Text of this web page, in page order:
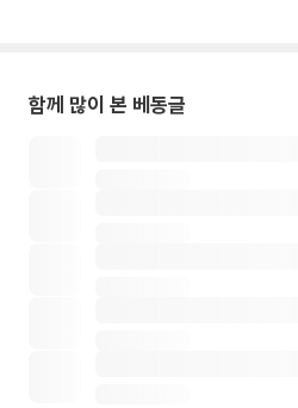
함께 많이 본 베동글